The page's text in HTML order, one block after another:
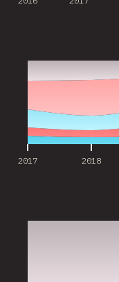
2017 2018